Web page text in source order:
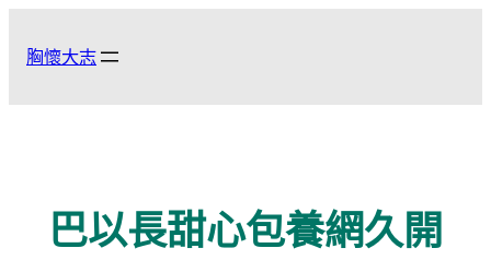
胸懷大志
巴以長甜心包養網久開